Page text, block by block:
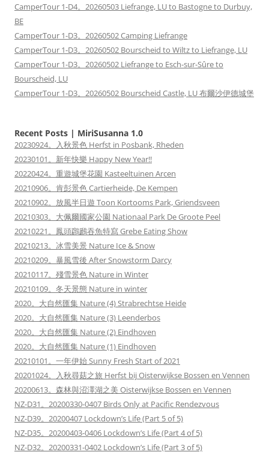
CamperTour 1-D4。20260503 Liefrange, LU to Bastogne to Durbuy,
BE
CamperTour 1-D3。20260502 Camping Liefrange
CamperTour 1-D3。20260502 Bourscheid to Wiltz to Liefrange, LU
CamperTour 1-D3。20260502 Liefrange to Esch-sur-Sûre to
Bourscheid, LU
CamperTour 1-D3。20260502 Bourscheid Castle, LU 布爾沙伊德城堡
Recent Posts | MiriSusanna 1.0
20230924。入秋景色 Herfst in Posbank, Rheden
20230101。新年快樂 Happy New Year!!
20220424。重遊城堡花園 Kasteeltuinen Arcen
20210906。肯彭景色 Cartierheide, De Kempen
20210902。放風半日遊 Toon Kortooms Park, Griendsveen
20210303。大佩爾國家公園 Nationaal Park De Groote Peel
20210221。鳳頭鸊鷉吞魚特寫 Grebe Eating Show
20210213。冰雪美景 Nature Ice & Snow
20210209。暴風雪後 After Snowstorm Darcy
20210117。殘雪景色 Nature in Winter
20210109。冬天景態 Nature in winter
2020。大自然匯集 Nature (4) Strabrechtse Heide
2020。大自然匯集 Nature (3) Leenderbos
2020。大自然匯集 Nature (2) Eindhoven
2020。大自然匯集 Nature (1) Eindhoven
20210101。一年伊始 Sunny Fresh Start of 2021
20201024。入秋尋菇之旅 Herfst bij Oisterwijkse Bossen en Vennen
20200613。森林與沼澤湖之美 Oisterwijkse Bossen en Vennen
NZ-D31。20200330-0407 Birds Only at Pacific Rendezvous
NZ-D39。20200407 Lockdown’s Life (Part 5 of 5)
NZ-D35。20200403-0406 Lockdown’s Life (Part 4 of 5)
NZ-D32。20200331-0402 Lockdown’s Life (Part 3 of 5)